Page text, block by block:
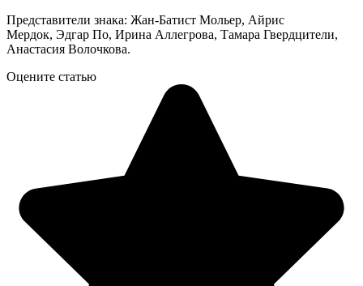
Представители знака: Жан-Батист Мольер, Айрис
Мердок, Эдгар По, Ирина Аллегрова, Тамара Гвердцители,
Анастасия Волочкова.
Оцените статью